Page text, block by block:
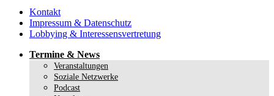
Kontakt
Impressum & Datenschutz
Lobbying & Interessensvertretung
Termine & News
Veranstaltungen
Soziale Netzwerke
Podcast